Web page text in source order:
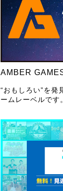
AMBER
“おもしろい”を発
ームレーベルです。